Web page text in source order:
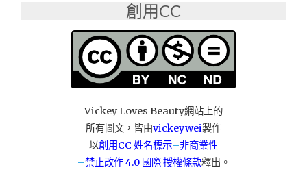
鍋
239
起，
白
飯、
冰
淇
淋
吃
到
創用CC
Vickey Loves Beauty網站上的
所有圖文，皆由vickeywei製作
以創用CC 姓名標示–非商業性
–禁止改作4.0 國際 授權條款釋出。